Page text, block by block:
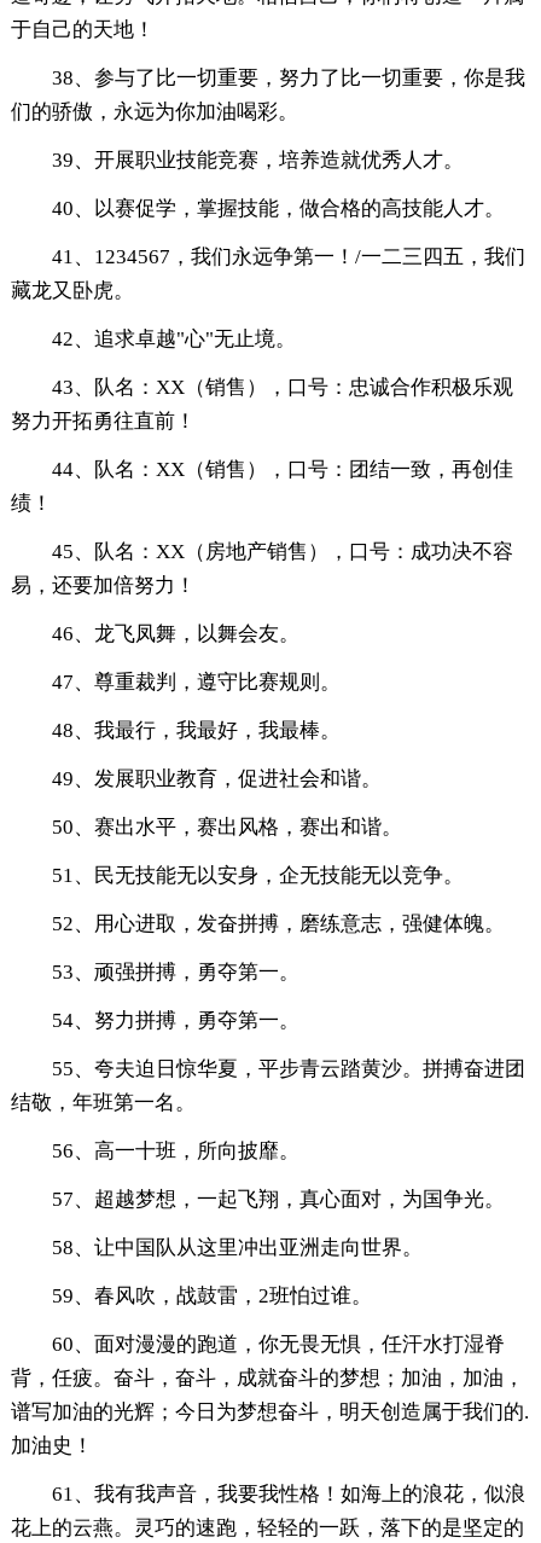
于自己的天地！
38、参与了比一切重要，努力了比一切重要，你是我
们的骄傲，永远为你加油喝彩。
39、开展职业技能竞赛，培养造就优秀人才。
40、以赛促学，掌握技能，做合格的高技能人才。
41、1234567，我们永远争第一！/一二三四五，我们
藏龙又卧虎。
42、追求卓越"心"无止境。
43、队名：XX（销售），口号：忠诚合作积极乐观
努力开拓勇往直前！
44、队名：XX（销售），口号：团结一致，再创佳
绩！
45、队名：XX（房地产销售），口号：成功决不容
易，还要加倍努力！
46、龙飞凤舞，以舞会友。
47、尊重裁判，遵守比赛规则。
48、我最行，我最好，我最棒。
49、发展职业教育，促进社会和谐。
50、赛出水平，赛出风格，赛出和谐。
51、民无技能无以安身，企无技能无以竞争。
52、用心进取，发奋拼搏，磨练意志，强健体魄。
53、顽强拼搏，勇夺第一。
54、努力拼搏，勇夺第一。
55、夸夫迫日惊华夏，平步青云踏黄沙。拼搏奋进团
结敬，年班第一名。
56、高一十班，所向披靡。
57、超越梦想，一起飞翔，真心面对，为国争光。
58、让中国队从这里冲出亚洲走向世界。
59、春风吹，战鼓雷，2班怕过谁。
60、面对漫漫的跑道，你无畏无惧，任汗水打湿脊
背，任疲。奋斗，奋斗，成就奋斗的梦想；加油，加油，
谱写加油的光辉；今日为梦想奋斗，明天创造属于我们的.
加油史！
61、我有我声音，我要我性格！如海上的浪花，似浪
花上的云燕。灵巧的速跑，轻轻的一跃，落下的是坚定的